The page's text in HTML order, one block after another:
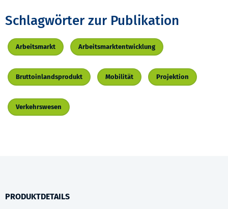
Schlagwörter zur Publikation
Arbeitsmarkt Arbeitsmarktentwicklung
Bruttoinlandsprodukt Mobilität Projektion
Verkehrswesen
PRODUKTDETAILS